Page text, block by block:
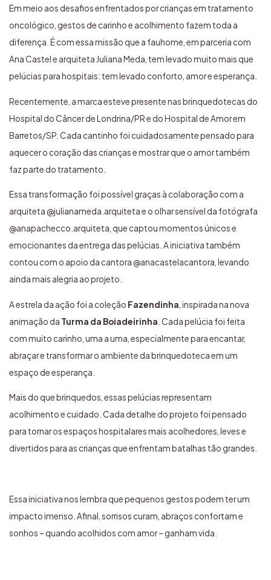
Em meio aos desafios enfrentados por crianças em tratamento
oncológico, gestos de carinho e acolhimento fazem toda a
diferença. É com essa missão que a fauhome, em parceria com
Ana Castel e arquiteta Juliana Meda, tem levado muito mais que
pelúcias para hospitais: tem levado conforto, amor e esperança.
Recentemente, a marca esteve presente nas brinquedotecas do
Hospital do Câncer de Londrina/PR e do Hospital de Amor em
Barretos/SP. Cada cantinho foi cuidadosamente pensado para
aquecer o coração das crianças e mostrar que o amor também
faz parte do tratamento.
Essa transformação foi possível graças à colaboração com a
arquiteta @julianameda.arquiteta e o olhar sensível da fotógrafa
@anapachecco.arquiteta, que captou momentos únicos e
emocionantes da entrega das pelúcias. A iniciativa também
contou com o apoio da cantora @anacastelacantora, levando
ainda mais alegria ao projeto.
A estrela da ação foi a coleção Fazendinha , inspirada na nova
animação da Turma da Boiadeirinha . Cada pelúcia foi feita
com muito carinho, uma a uma, especialmente para encantar,
abraçar e transformar o ambiente da brinquedoteca em um
espaço de esperança.
Mais do que brinquedos, essas pelúcias representam
acolhimento e cuidado. Cada detalhe do projeto foi pensado
para tornar os espaços hospitalares mais acolhedores, leves e
divertidos para as crianças que enfrentam batalhas tão grandes.
Essa iniciativa nos lembra que pequenos gestos podem ter um
impacto imenso. Afinal, sorrisos curam, abraços confortam e
sonhos – quando acolhidos com amor – ganham vida.